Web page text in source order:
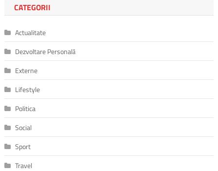
CATEGORII
Actualitate
Dezvoltare Personală
Externe
Lifestyle
Politica
Social
Sport
Travel